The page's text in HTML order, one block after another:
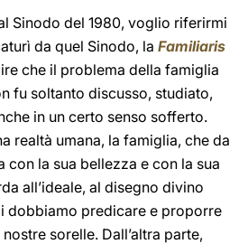
Sinodo del 1980, voglio riferirmi
da quel Sinodo, la Familiaris
che il problema della famiglia
fu soltanto discusso, studiato,
in un certo senso sofferto.
realtà umana, la famiglia, che da
con la sua bellezza e con la sua
all’ideale, al disegno divino
dobbiamo predicare e proporre
sorelle. Dall’altra parte,